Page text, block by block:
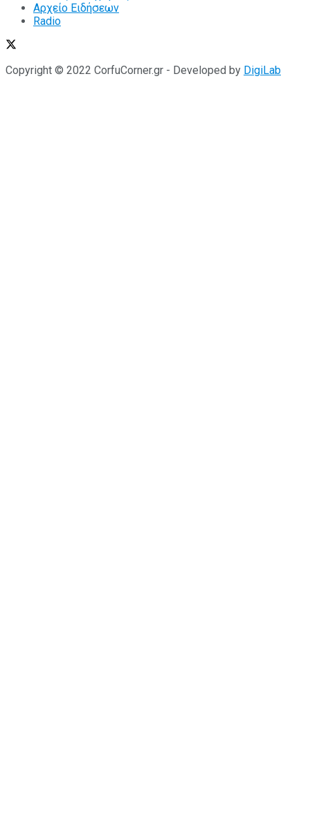
Αρχείο Ειδήσεων
Radio
Copyright © 2022 CorfuCorner.gr - Developed by DigiLab